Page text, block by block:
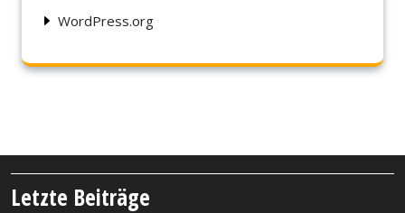
WordPress.org
Letzte Beiträge